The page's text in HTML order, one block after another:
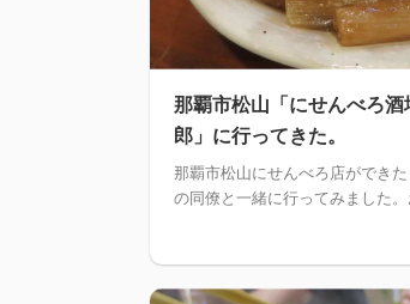
那覇市松山「にせんべろ
郎」に行ってきた。
那覇市松山にせんべろ店ができ
の同僚と一緒に行ってみました